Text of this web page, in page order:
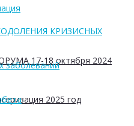
17-18 октября 2024
2025 год
КРИЗИСНЫХ
заболеваний